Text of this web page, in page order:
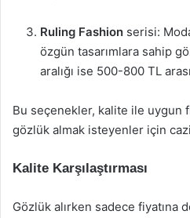
Ruling Fashion serisi:
özgün tasarımlara sahip
aralığı ise 500-800 TL
Bu seçenekler, kalite ile uygun
gözlük almak isteyenler için
Kalite Karşılaştırması
Gözlük alırken sadece fiyatına